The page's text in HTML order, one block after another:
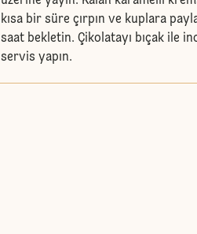
kısa bir süre çırpın ve kuplara
saat bekletin. Çikolatayı bıçak ile
servis yapın.